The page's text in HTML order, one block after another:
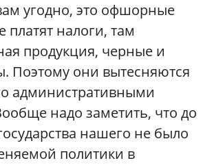
угодно, это офшорные
налоги, там
продукция, черные и
Поэтому они вытесняются
административными
надо заметить, что до
нашего не было
политики в